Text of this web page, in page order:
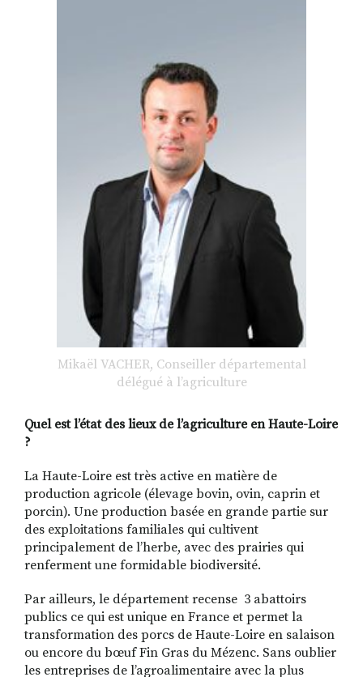
Mikaël VACHER, Conseiller départemental
délégué à l’agriculture
Quel est l’état des lieux de l’agriculture en Haute-Loire
?
La Haute-Loire est très active en matière de
production agricole (élevage bovin, ovin, caprin et
porcin). Une production basée en grande partie sur
des exploitations familiales qui cultivent
principalement de l’herbe, avec des prairies qui
renferment une formidable biodiversité.
Par ailleurs, le département recense 3 abattoirs
publics ce qui est unique en France et permet la
transformation des porcs de Haute-Loire en salaison
ou encore du bœuf Fin Gras du Mézenc. Sans oublier
les entreprises de l’agroalimentaire avec la plus